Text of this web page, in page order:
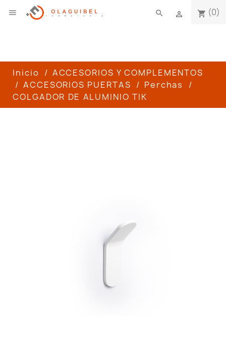
 shopping_cart (0)

search
Inicio
ACCESORIOS Y COMPLEMENTOS
ACCESORIOS PUERTAS
Perchas
COLGADOR DE ALUMINIO TIK